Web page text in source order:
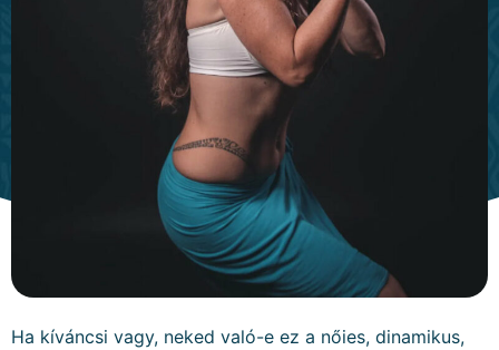
Ha kíváncsi vagy, neked való-e ez a nőies, dinamikus,